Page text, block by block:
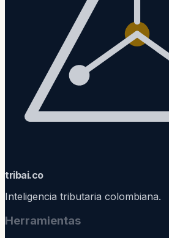
tribai.co
Inteligencia tributaria colombiana.
Herramientas